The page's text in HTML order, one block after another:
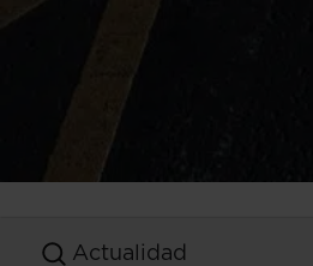
Actualidad